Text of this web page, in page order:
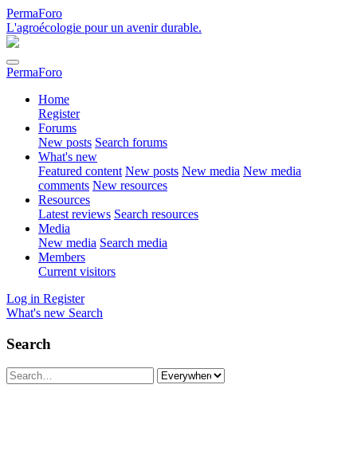
PermaForo
L'agroécologie pour un avenir durable.
PermaForo
Home
Register
Forums
New posts Search forums
What's new
Featured content New posts New media New media
comments New resources
Resources
Latest reviews Search resources
Media
New media Search media
Members
Current visitors
Log in Register
What's new Search
Search